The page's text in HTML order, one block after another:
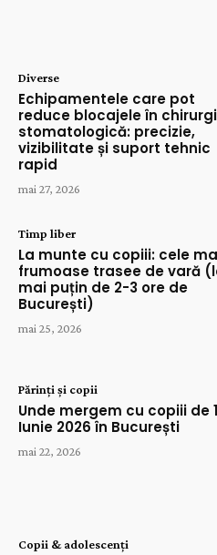
Diverse
Echipamentele care pot
reduce blocajele în
stomatologică: precizie,
vizibilitate și suport tehnic
rapid
mai 27, 2026
Timp liber
La munte cu copiii: cele
frumoase trasee de vară
mai puțin de 2-3 ore de
București)
mai 25, 2026
Părinți și copii
Unde mergem cu copiii de 1
Iunie 2026 în București
mai 22, 2026
Copii & adolescenți